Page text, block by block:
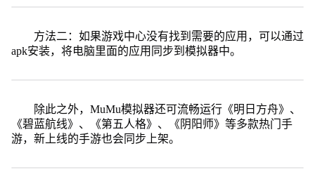
方法二：如果游戏中心没有找到需要的应用，可以通过
apk安装，将电脑里面的应用同步到模拟器中。
除此之外，MuMu模拟器还可流畅运行《明日方舟》、
《碧蓝航线》、《第五人格》、《阴阳师》等多款热门手
游，新上线的手游也会同步上架。